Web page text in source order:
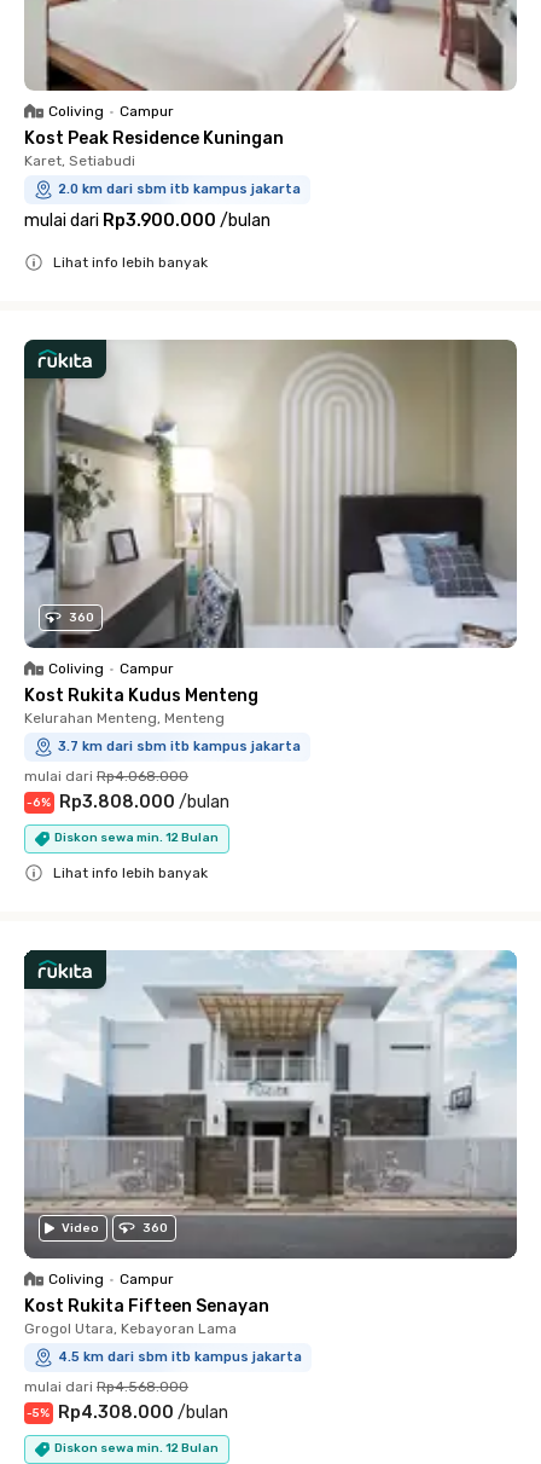
Coliving • Campur
Kost Peak Residence Kuningan
Karet, Setiabudi
2.0 km dari sbm itb kampus jakarta
mulai dari Rp3.900.000 /bulan
Lihat info lebih banyak
360
Coliving • Campur
Kost Rukita Kudus Menteng
Kelurahan Menteng, Menteng
3.7 km dari sbm itb kampus jakarta
mulai dari Rp4.068.000
-6% Rp3.808.000 /bulan
Diskon sewa min. 12 Bulan
Lihat info lebih banyak
Video 360
Coliving • Campur
Kost Rukita Fifteen Senayan
Grogol Utara, Kebayoran Lama
4.5 km dari sbm itb kampus jakarta
mulai dari Rp4.568.000
-5% Rp4.308.000 /bulan
Diskon sewa min. 12 Bulan